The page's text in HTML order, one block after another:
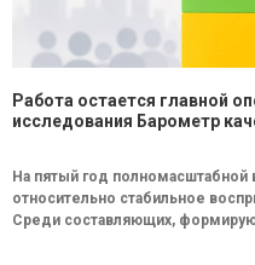
Работа остается главной
исследования Барометр
На пятый год полномасштабной
относительно стабильное
Среди составляющих,